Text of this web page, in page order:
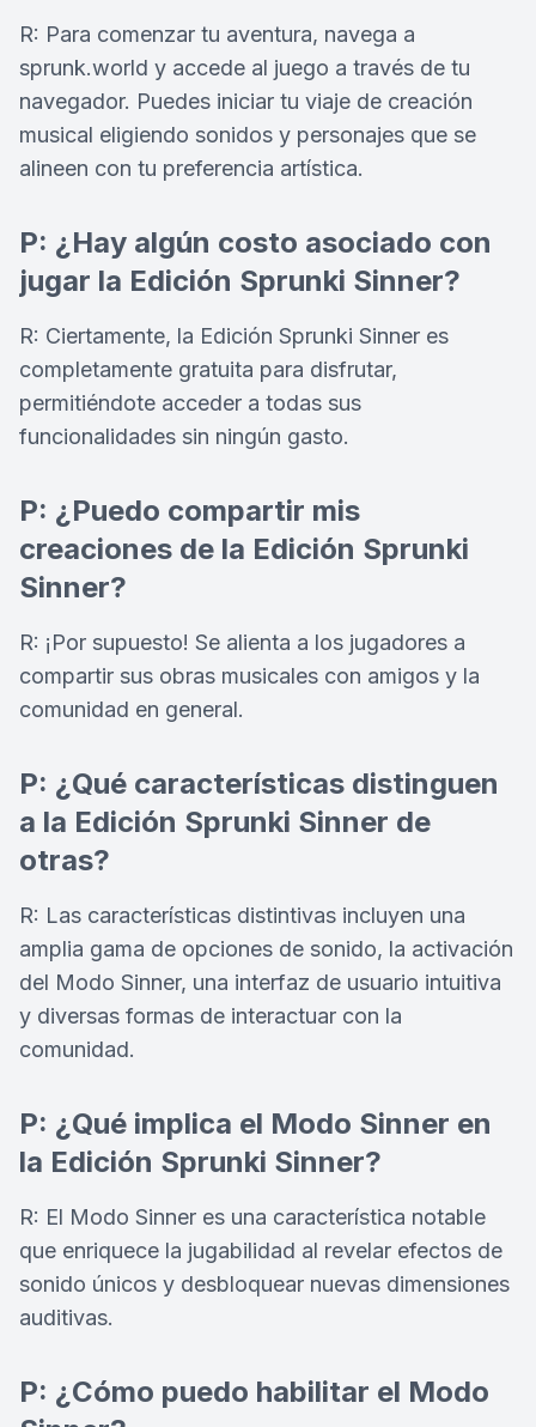
R: Para comenzar tu aventura, navega a
sprunk.world y accede al juego a través de tu
navegador. Puedes iniciar tu viaje de creación
musical eligiendo sonidos y personajes que se
alineen con tu preferencia artística.
P: ¿Hay algún costo asociado con
jugar la Edición Sprunki Sinner?
R: Ciertamente, la Edición Sprunki Sinner es
completamente gratuita para disfrutar,
permitiéndote acceder a todas sus
funcionalidades sin ningún gasto.
P: ¿Puedo compartir mis
creaciones de la Edición Sprunki
Sinner?
R: ¡Por supuesto! Se alienta a los jugadores a
compartir sus obras musicales con amigos y la
comunidad en general.
P: ¿Qué características distinguen
a la Edición Sprunki Sinner de
otras?
R: Las características distintivas incluyen una
amplia gama de opciones de sonido, la activación
del Modo Sinner, una interfaz de usuario intuitiva
y diversas formas de interactuar con la
comunidad.
P: ¿Qué implica el Modo Sinner en
la Edición Sprunki Sinner?
R: El Modo Sinner es una característica notable
que enriquece la jugabilidad al revelar efectos de
sonido únicos y desbloquear nuevas dimensiones
auditivas.
P: ¿Cómo puedo habilitar el Modo